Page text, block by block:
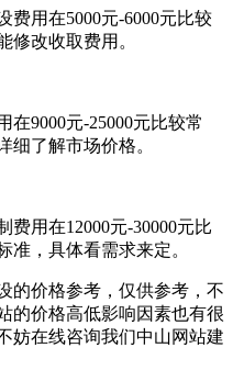
费用在5000元-6000元比较
修改收取费用。
9000元-25000元比较常
细了解市场价格。
用在12000元-30000元比
准，具体看需求来定。
的价格参考，仅供参考，不
的价格高低影响因素也有很
妨在线咨询我们中山网站建